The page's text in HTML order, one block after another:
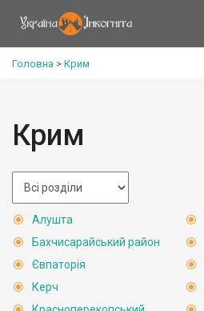
Головна > Крим
Крим
Алушта
Бахчисарайський район
Євпаторія
Керч